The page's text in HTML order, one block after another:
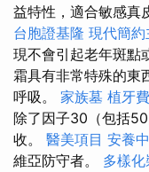
益特性，適合敏感真
台胞證基隆 現代簡
現不會引起老年斑點
霜具有非常特殊的東
呼吸。 家族墓 植牙
除了因子30（包括
收。 醫美項目 安養
維亞防守者。 多樣